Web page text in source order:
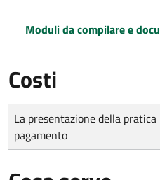
Moduli da compilare e
Costi
Tipo di pagamento
Importo
La presentazione della
pagamento